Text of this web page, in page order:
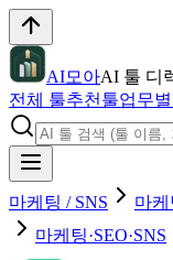
AI모아AI 툴 디
전체 툴추천툴업무
마케팅 / SNS 마케
마케팅·SEO·SNS